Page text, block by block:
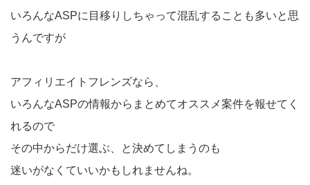
いろんなASPに目移りしちゃって混乱することも多いと思
うんですが
アフィリエイトフレンズなら、
いろんなASPの情報からまとめてオススメ案件を報せてく
れるので
その中からだけ選ぶ、と決めてしまうのも
迷いがなくていいかもしれませんね。